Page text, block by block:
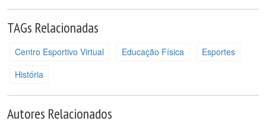
TAGs Relacionadas
Centro Esportivo Virtual Educação Física
Esportes
História
Autores Relacionados